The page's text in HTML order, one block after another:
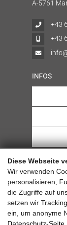
Diese Webseite
Wir verwenden
personalisieren,
die Zugriffe auf
setzen wir
ein, um anonyme
A-5761
+43
+43
INFOS
6.0
Pension